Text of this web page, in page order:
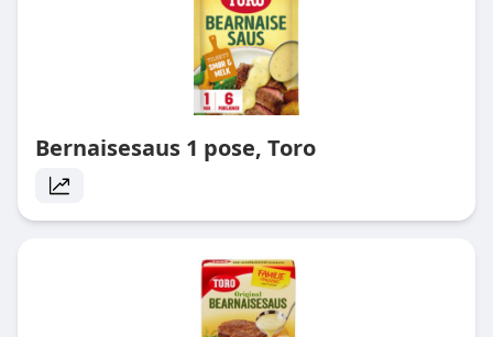
Bernaisesaus 1 pose, Toro